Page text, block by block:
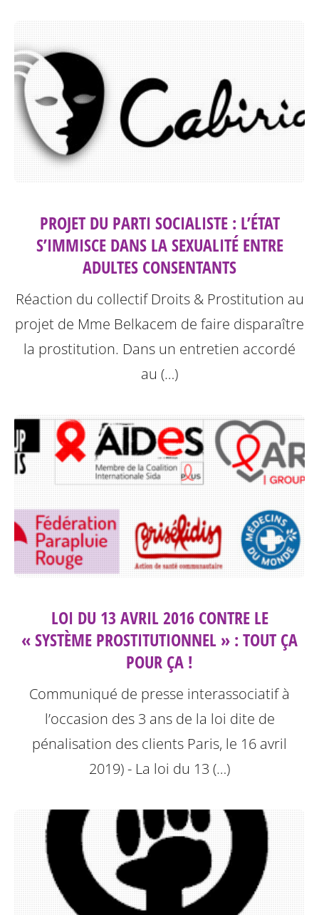
PROJET DU PARTI SOCIALISTE : L’ÉTAT
S’IMMISCE DANS LA SEXUALITÉ ENTRE
ADULTES CONSENTANTS
Réaction du collectif Droits & Prostitution au
projet de Mme Belkacem de faire disparaître
la prostitution. Dans un entretien accordé
au (…)
LOI DU 13 AVRIL 2016 CONTRE LE
« SYSTÈME PROSTITUTIONNEL » : TOUT ÇA
POUR ÇA !
Communiqué de presse interassociatif à
l’occasion des 3 ans de la loi dite de
pénalisation des clients Paris, le 16 avril
2019) - La loi du 13 (…)